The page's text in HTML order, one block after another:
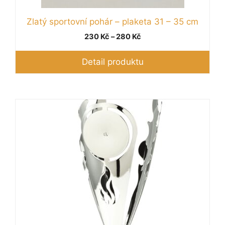
Zlatý sportovní pohár – plaketa 31 – 35 cm
230 Kč –280 KčRozpětí
až
Detail produktu